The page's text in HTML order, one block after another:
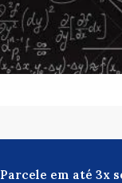
Parcele em até 3x